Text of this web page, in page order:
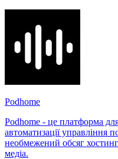
Podhome
Podhome - це платформа
автоматизації управління
необмежений обсяг
медіа.